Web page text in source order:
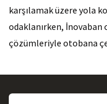
karşılamak üzere yola
odaklanırken, İnovaban
çözümleriyle otobana